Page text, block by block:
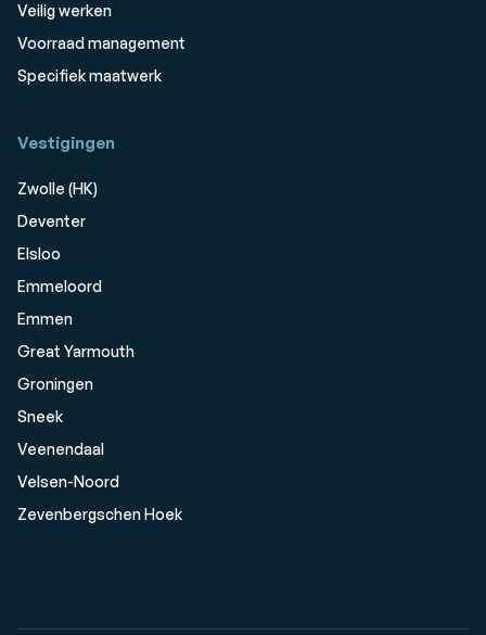
Veilig werken
Voorraad management
Specifiek maatwerk
Vestigingen
Zwolle (HK)
Deventer
Elsloo
Emmeloord
Emmen
Great Yarmouth
Groningen
Sneek
Veenendaal
Velsen-Noord
Zevenbergschen Hoek